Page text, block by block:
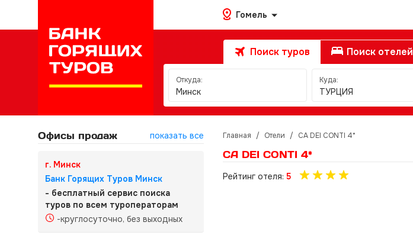
Гомель
Поиск туров Поиск отелей
Откуда:
Минск
Куда:
ТУРЦИЯ
Офисы продаж показать все
г. Минск
Банк Горящих Туров Минск
- бесплатный сервис поиска
туров по всем туроператорам
-круглосуточно, без выходных
Главная / Отели / CA DEI CONTI 4*
CA DEI CONTI 4*
Рейтинг отеля: 5